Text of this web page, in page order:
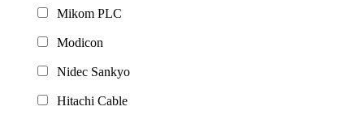
Mikom PLC
Modicon
Nidec Sankyo
Hitachi Cable